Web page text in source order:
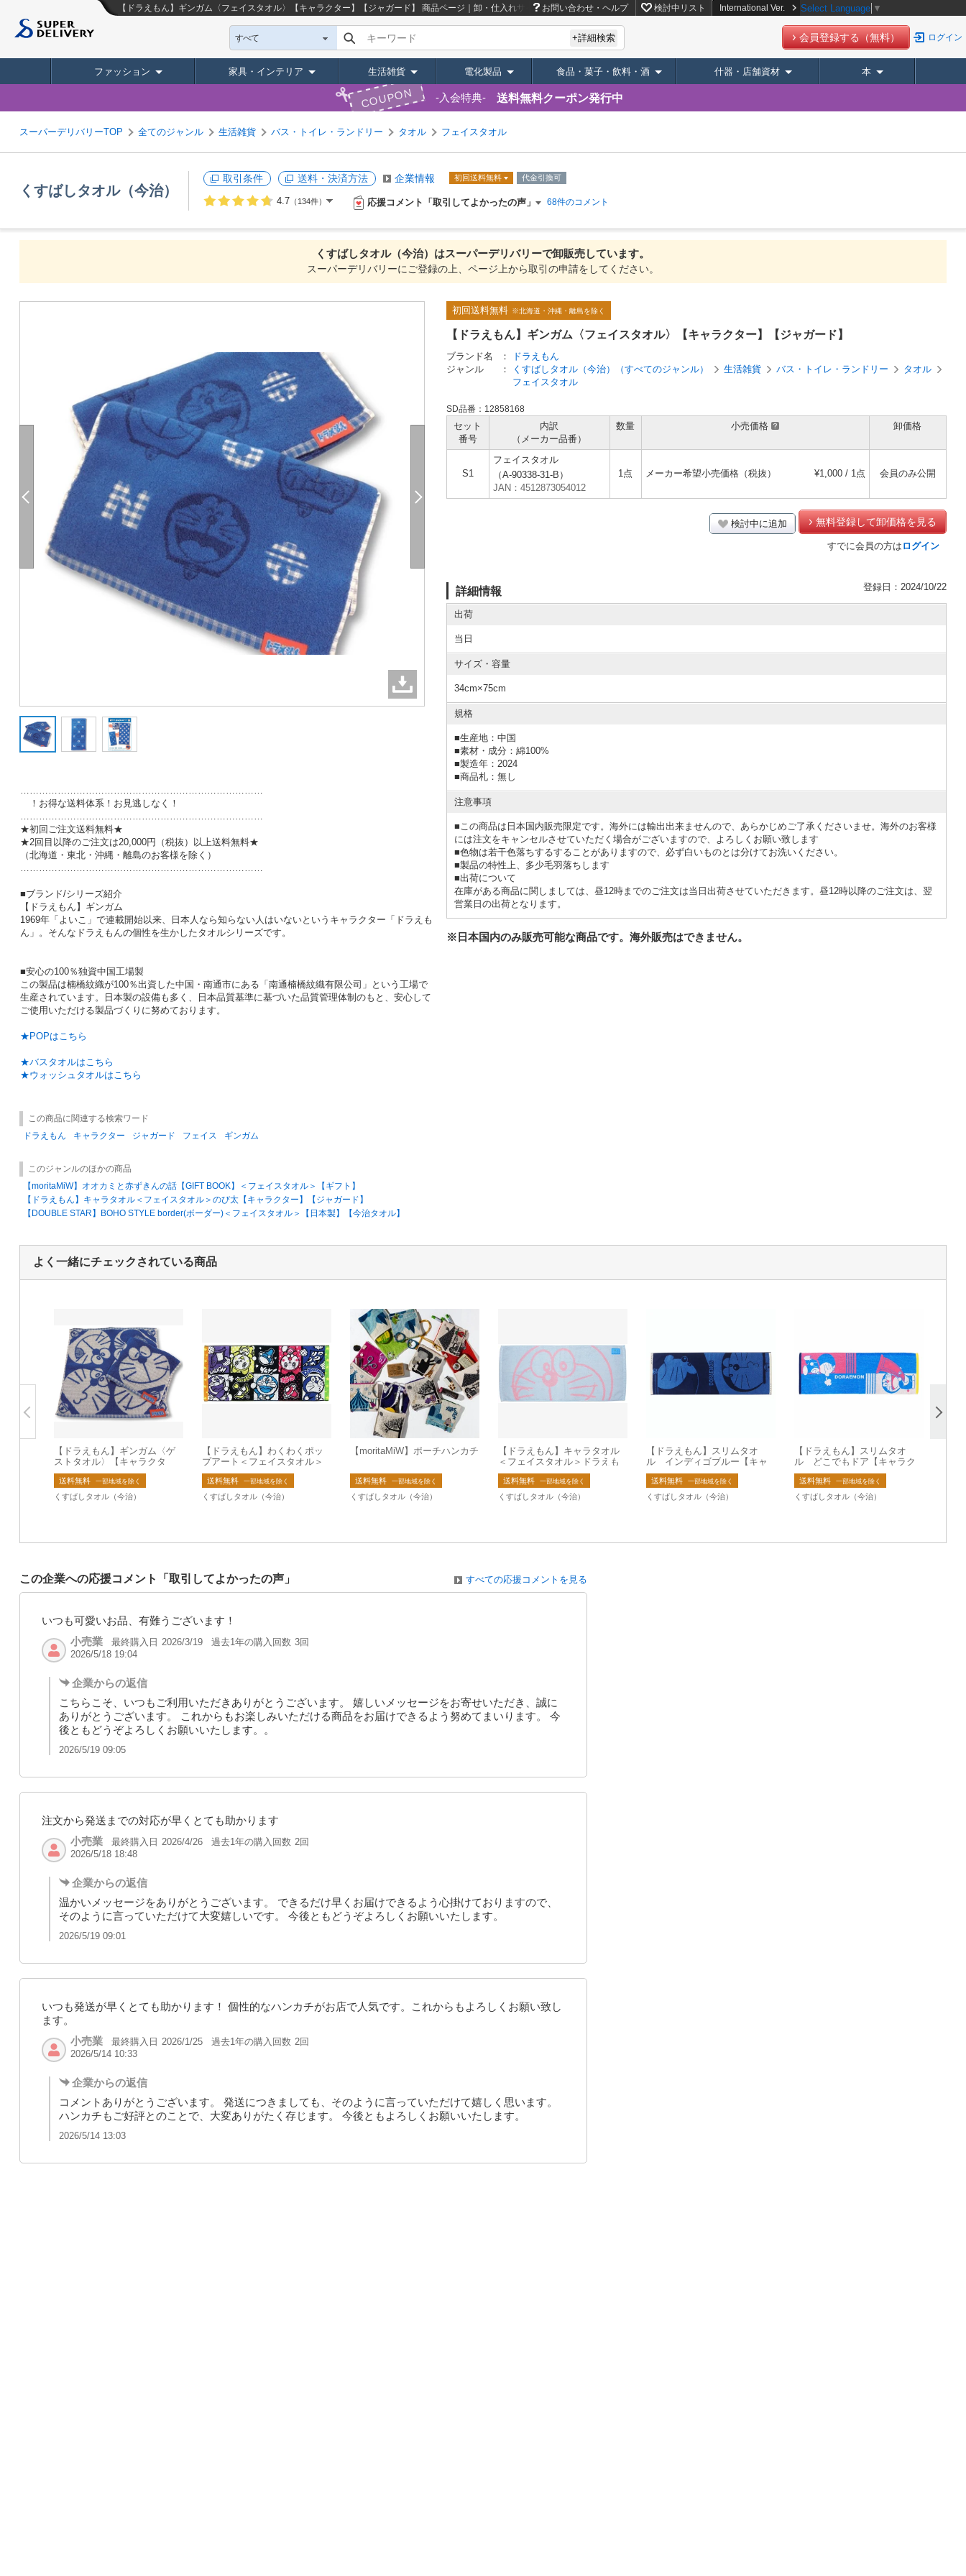
【ドラえもん】ギンガム〈フェイスタオル〉【キャラクター】【ジャガード】 商品ページ｜卸・仕入れサイト【スーパーデリバリー】
お問い合わせ・ヘルプ 検討中リスト International Ver. Select Language ▼
すべて キーワード +詳細検索 会員登録する（無料） ログイン
ファッション 家具・インテリア 生活雑貨 電化製品 食品・菓子・飲料・酒 什器・店舗資材 本
COUPON 入会特典 送料無料クーポン発行中
スーパーデリバリーTOP 全てのジャンル 生活雑貨 バス・トイレ・ランドリー タオル フェイスタオル
くすばしタオル（今治）
取引条件 送料・決済方法 企業情報 初回送料無料 代金引換可
4.7（134件） 応援コメント「取引してよかったの声」 68件のコメント
くすばしタオル（今治）はスーパーデリバリーで卸販売しています。
スーパーデリバリーにご登録の上、ページ上から取引の申請をしてください。
……………………………………………………………………
！お得な送料体系！お見逃しなく！
……………………………………………………………………
★初回ご注文送料無料★
★2回目以降のご注文は20,000円（税抜）以上送料無料★
（北海道・東北・沖縄・離島のお客様を除く）
……………………………………………………………………
■ブランド/シリーズ紹介
【ドラえもん】ギンガム
1969年「よいこ」で連載開始以来、日本人なら知らない人はいないというキャラクター「ドラえも
ん」。そんなドラえもんの個性を生かしたタオルシリーズです。
■安心の100％独資中国工場製
この製品は楠橋紋織が100％出資した中国・南通市にある「南通楠橋紋織有限公司」という工場で
生産されています。日本製の設備も多く、日本品質基準に基づいた品質管理体制のもと、安心して
ご使用いただける製品づくりに努めております。
★POPはこちら
★バスタオルはこちら
★ウォッシュタオルはこちら
初回送料無料 ※北海道・沖縄・離島を除く
【ドラえもん】ギンガム〈フェイスタオル〉【キャラクター】【ジャガード】
ブランド名 ：
ドラえもん
ジャンル
： くすばしタオル（今治）（すべてのジャンル） 生活雑貨 バス・トイレ・ランドリー
タオル
フェイスタオル
SD品番：12858168
セット
番号
内訳
（メーカー品番）
数量 小売価格 卸価格
S1
フェイスタオル
（A-90338-31-B）
JAN：4512873054012
1点 メーカー希望小売価格（税抜） ¥1,000 / 1点 会員のみ公開
検討中に追加 無料登録して卸価格を見る
すでに会員の方は ログイン
詳細情報 登録日：2024/10/22
出荷
当日
サイズ・容量
34cm×75cm
規格
■生産地：中国
■素材・成分：綿100%
■製造年：2024
■商品札：無し
注意事項
■この商品は日本国内販売限定です。海外には輸出出来ませんので、あらかじめご了承くださいませ。海外のお客様
には注文をキャンセルさせていただく場合がございますので、よろしくお願い致します
■色物は若干色落ちするすることがありますので、必ず白いものとは分けてお洗いください。
■製品の特性上、多少毛羽落ちします
■出荷について
在庫がある商品に関しましては、昼12時までのご注文は当日出荷させていただきます。昼12時以降のご注文は、翌
営業日の出荷となります。
※日本国内のみ販売可能な商品です。海外販売はできません。
この商品に関連する検索ワード
ドラえもん
キャラクター ジャガード フェイス ギンガム
このジャンルのほかの商品
【moritaMiW】オオカミと赤ずきんの話【GIFT BOOK】＜フェイスタオル＞【ギフト】
【ドラえもん】キャラタオル＜フェイスタオル＞のび太【キャラクター】【ジャガード】
【DOUBLE STAR】BOHO STYLE border(ボーダー)＜フェイスタオル＞【日本製】【今治タオル】
よく一緒にチェックされている商品
【ドラえもん】ギンガム〈ゲ
ストタオル〉【キャラクタ
ー】【ジャガード】
送料無料 一部地域を除く
くすばしタオル（今治）
【ドラえもん】わくわくポッ
プアート＜フェイスタオル＞
【キャラクター】【ジャガー
ド】 ※在庫限り
送料無料 一部地域を除く
くすばしタオル（今治）
【moritaMiW】ポーチハンカチ
送料無料 一部地域を除く
くすばしタオル（今治）
【ドラえもん】キャラタオル
＜フェイスタオル＞ドラえも
ん【キャラクター】【ジャガ
ード】
送料無料 一部地域を除く
くすばしタオル（今治）
【ドラえもん】スリムタオ
ル インディゴブルー【キャ
ラクター】【ジャガード】
送料無料 一部地域を除く
くすばしタオル（今治）
【ドラえもん】スリムタオ
ル どこでもドア【キャラク
ター】【ジャガード】
送料無料 一部地域を除く
くすばしタオル（今治）
この企業への応援コメント「取引してよかったの声」 すべての応援コメントを見る
いつも可愛いお品、有難うございます！
小売業
最終購入日 2026/3/19 過去1年の購入回数 3回
2026/5/18 19:04
企業からの返信
こちらこそ、いつもご利用いただきありがとうございます。 嬉しいメッセージをお寄せいただき、誠に
ありがとうございます。 これからもお楽しみいただける商品をお届けできるよう努めてまいります。 今
後ともどうぞよろしくお願いいたします。。
2026/5/19 09:05
注文から発送までの対応が早くとても助かります
小売業
最終購入日 2026/4/26 過去1年の購入回数 2回
2026/5/18 18:48
企業からの返信
温かいメッセージをありがとうございます。 できるだけ早くお届けできるよう心掛けておりますので、
そのように言っていただけて大変嬉しいです。 今後ともどうぞよろしくお願いいたします。
2026/5/19 09:01
いつも発送が早くとても助かります！ 個性的なハンカチがお店で人気です。これからもよろしくお願い致し
ます。
小売業
最終購入日 2026/1/25 過去1年の購入回数 2回
2026/5/14 10:33
企業からの返信
コメントありがとうございます。 発送につきましても、そのように言っていただけて嬉しく思います。
ハンカチもご好評とのことで、大変ありがたく存じます。 今後ともよろしくお願いいたします。
2026/5/14 13:03